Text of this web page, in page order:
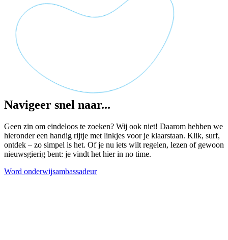
Navigeer snel naar...
Geen zin om eindeloos te zoeken? Wij ook niet! Daarom hebben we
hieronder een handig rijtje met linkjes voor je klaarstaan. Klik, surf,
ontdek – zo simpel is het. Of je nu iets wilt regelen, lezen of gewoon
nieuwsgierig bent: je vindt het hier in no time.
Word onderwijsambassadeur